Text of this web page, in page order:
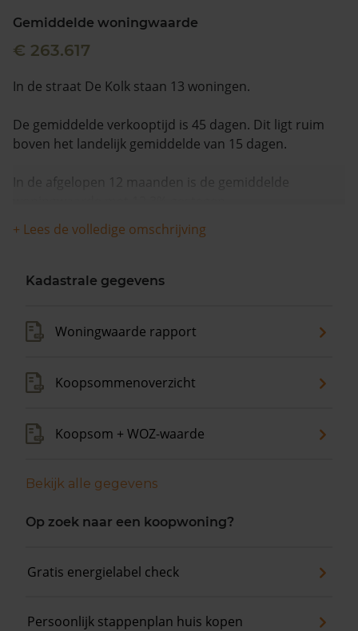
Gemiddelde woningwaarde
€ 263.617
In de straat De Kolk staan 13 woningen.
De gemiddelde verkooptijd is 45 dagen. Dit ligt ruim
boven het landelijk gemiddelde van 15 dagen.
In de afgelopen 12 maanden is de gemiddelde
+ Lees de volledige omschrijving
Kadastrale gegevens
Woningwaarde rapport
Koopsommenoverzicht
Koopsom + WOZ-waarde
Bekijk alle gegevens
Op zoek naar een koopwoning?
Gratis energielabel check
Persoonlijk stappenplan huis kopen